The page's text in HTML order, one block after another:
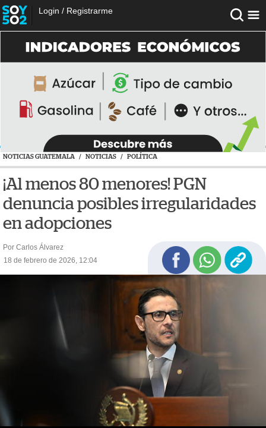
Login / Registrarme
NOTICIAS GUATEMALA / NOTICIAS / POLÍTICA
¡Al menos 80 menores! PGN
denuncia posibles irregularidades
en adopciones
Por Carlos Álvarez
18 de febrero de 2026, 12:04